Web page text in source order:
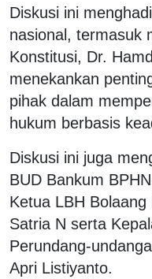
Diskusi ini
nasional, termasuk
Konstitusi, Dr.
menekankan
pihak dalam
hukum berbasis
Diskusi ini juga
BUD Bankum
Ketua LBH
Satria N serta
Perundang-
Apri Listiyanto.